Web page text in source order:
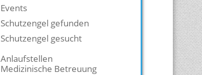
Events
Schutzengel gefunden
Schutzengel gesucht
Anlaufstellen
Medizinische Betreuung